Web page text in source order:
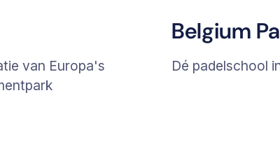
van Europa's
Belgium
Dé padelschool